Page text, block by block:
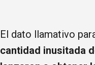
El dato llamativo
cantidad inusitada